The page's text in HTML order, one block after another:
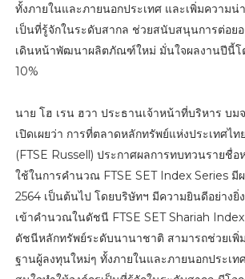
ทั้งภายในและภายนอกประเทศ และเพิ่มความน่
เป็นที่รู้จักในระดับสากล ช่วยสนับสนุนการต่อย
เดินหน้าพัฒนาผลิตภัณฑ์ใหม่ มั่นใจผลงานปีนี้โ
10%
นาย โฮ เรน ฮวา ประธานเจ้าหน้าที่บริหาร บม
เปิดเผยว่า การที่ตลาดหลักทรัพย์แห่งประเทศไ
(FTSE Russell) ประกาศผลการทบทวนรายชื่
ใช้ในการคำนวณ FTSE SET Index Series มี
2564 เป็นต้นไป โดยบริษัทฯ มีความยินดีอย่างยิ่
เข้าคำนวณในดัชนี FTSE SET Shariah
ดัชนีหลักทรัพย์ระดับนานาชาติ สามารถช่วยเพิ่
ฐานผู้ลงทุนใหม่ๆ ทั้งภายในและภายนอกประเท